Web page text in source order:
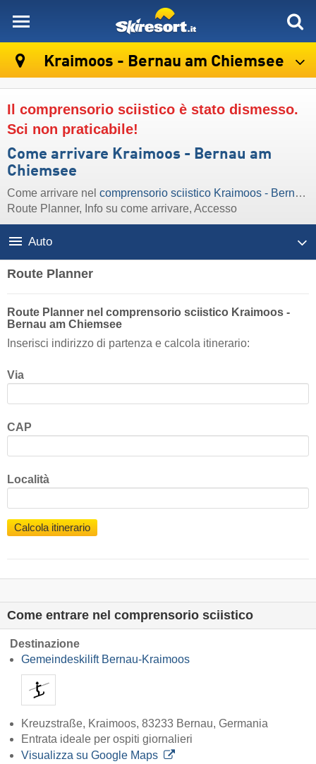
Kraimoos - Bernau am Chiemsee
Il comprensorio sciistico è stato dismesso.
Sci non praticabile!
Come arrivare Kraimoos - Bernau am
Chiemsee
Come arrivare nel comprensorio sciistico Kraimoos - Bernau am Chiemsee
Route Planner, Info su come arrivare, Accesso
Auto
Route Planner
Route Planner nel comprensorio sciistico Kraimoos -
Bernau am Chiemsee
Inserisci indirizzo di partenza e calcola itinerario:
Via
CAP
Località
Calcola itinerario
Come entrare nel comprensorio sciistico
Destinazione
Gemeindeskilift Bernau-Kraimoos
Kreuzstraße, Kraimoos, 83233 Bernau, Germania
Entrata ideale per ospiti giornalieri
Visualizza su Google Maps